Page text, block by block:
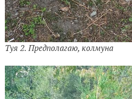
Туя 2. Предполагаю, колмуна